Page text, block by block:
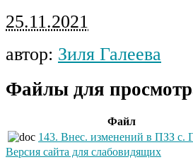
25.11.2021
автор: Зиля Галеева
Файлы для
Файл
143. Внес. изменений в ПЗЗ с.
Версия сайта для слабовидящих